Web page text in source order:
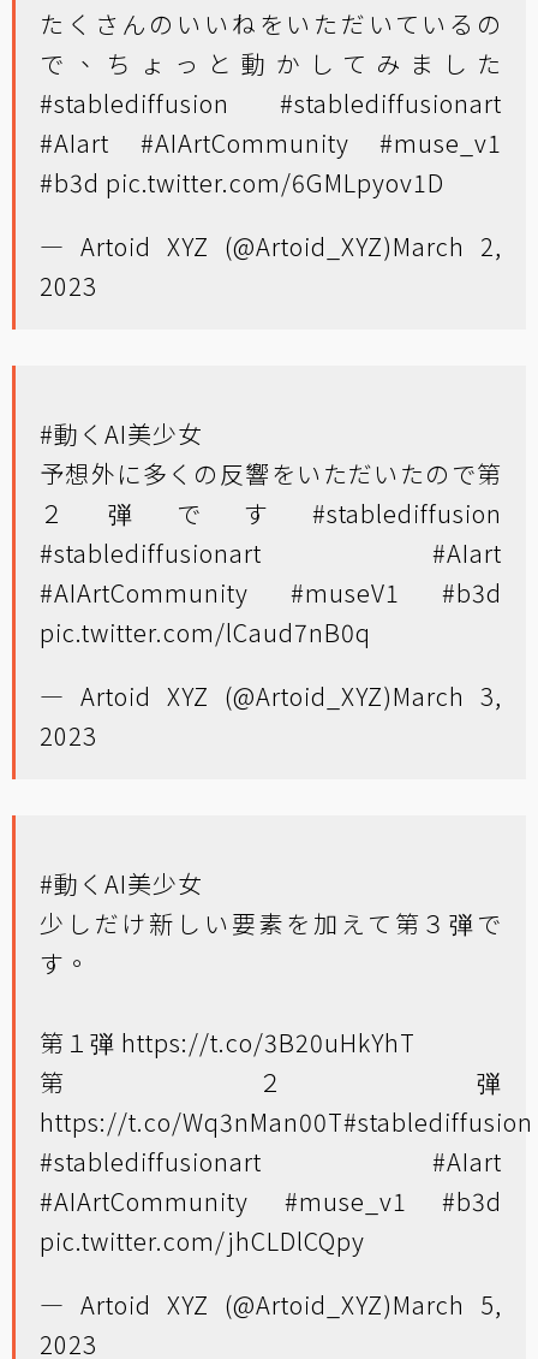
たくさんのいいねをいただいているの
で、ちょっと動かしてみました
#stablediffusion
#stablediffusionart
#AIart
#AIArtCommunity
#muse_v1
#b3d pic.twitter.com/6GMLpyov1D
— Artoid XYZ (@Artoid_XYZ)March 2,
2023
#動くAI美少女
予想外に多くの反響をいただいたので第
２弾です #stablediffusion
#stablediffusionart
#AIart
#AIArtCommunity
#museV1
#b3d
pic.twitter.com/lCaud7nB0q
— Artoid XYZ (@Artoid_XYZ)March 3,
2023
#動くAI美少女
少しだけ新しい要素を加えて第３弾で
す。
第１弾 https://t.co/3B20uHkYhT
第２弾
https://t.co/Wq3nMan00T#stablediffusion
#stablediffusionart
#AIart
#AIArtCommunity
#muse_v1
#b3d
pic.twitter.com/jhCLDlCQpy
— Artoid XYZ (@Artoid_XYZ)March 5,
2023